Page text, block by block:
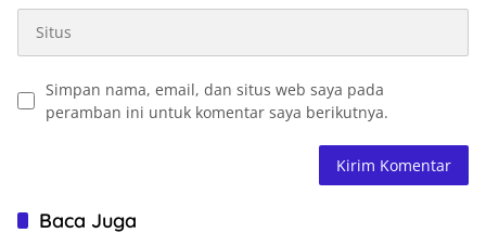
Simpan nama, email, dan situs web saya pada
peramban ini untuk komentar saya berikutnya.
Baca Juga